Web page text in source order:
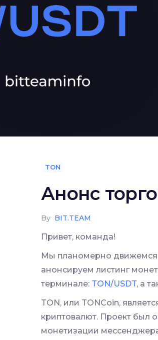
TON
Анонс
By BIT.TEAM
Привет, команда!
Мы планомерно движемся
анонсируем листинг
терминале: TON/USDT, а
TON, или TONCoin,
криптовалют. Проект был
монетизации